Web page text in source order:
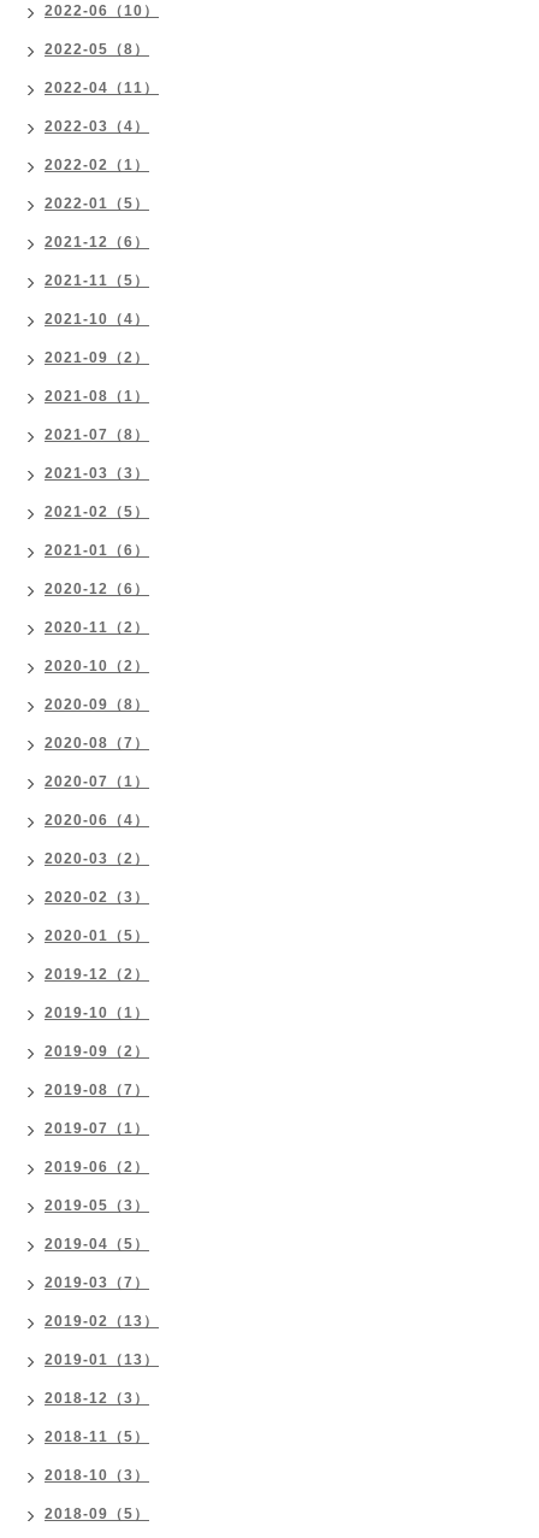
2022-06（10）
2022-05（8）
2022-04（11）
2022-03（4）
2022-02（1）
2022-01（5）
2021-12（6）
2021-11（5）
2021-10（4）
2021-09（2）
2021-08（1）
2021-07（8）
2021-03（3）
2021-02（5）
2021-01（6）
2020-12（6）
2020-11（2）
2020-10（2）
2020-09（8）
2020-08（7）
2020-07（1）
2020-06（4）
2020-03（2）
2020-02（3）
2020-01（5）
2019-12（2）
2019-10（1）
2019-09（2）
2019-08（7）
2019-07（1）
2019-06（2）
2019-05（3）
2019-04（5）
2019-03（7）
2019-02（13）
2019-01（13）
2018-12（3）
2018-11（5）
2018-10（3）
2018-09（5）